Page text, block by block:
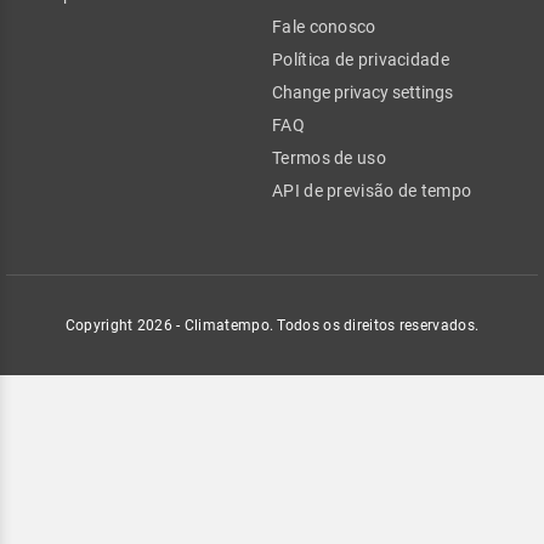
Fale conosco
Política de privacidade
Change privacy settings
FAQ
Termos de uso
API de previsão de tempo
Copyright 2026 - Climatempo. Todos os direitos reservados.